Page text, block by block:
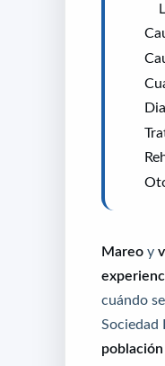
Mareo y
cuándo
Sociedad